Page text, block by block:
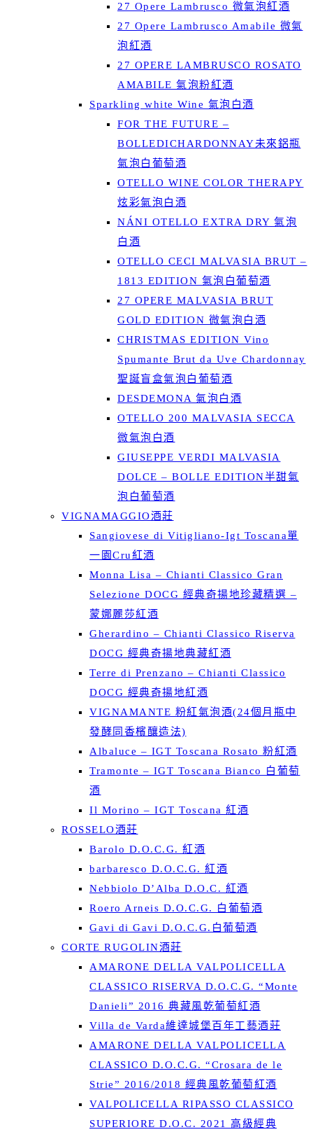
27 Opere Lambrusco 微氣泡紅酒
27 Opere Lambrusco Amabile 微氣
泡紅酒
27 OPERE LAMBRUSCO ROSATO
AMABILE 氣泡粉紅酒
Sparkling white Wine 氣泡白酒
FOR THE FUTURE –
BOLLEDICHARDONNAY未來鋁瓶
氣泡白葡萄酒
OTELLO WINE COLOR THERAPY
炫彩氣泡白酒
NÁNI OTELLO EXTRA DRY 氣泡
白酒
OTELLO CECI MALVASIA BRUT –
1813 EDITION 氣泡白葡萄酒
27 OPERE MALVASIA BRUT
GOLD EDITION 微氣泡白酒
CHRISTMAS EDITION Vino
Spumante Brut da Uve Chardonnay
聖誕盲盒氣泡白葡萄酒
DESDEMONA 氣泡白酒
OTELLO 200 MALVASIA SECCA
微氣泡白酒
GIUSEPPE VERDI MALVASIA
DOLCE – BOLLE EDITION半甜氣
泡白葡萄酒
VIGNAMAGGIO酒莊
Sangiovese di Vitigliano-Igt Toscana單
一園Cru紅酒
Monna Lisa – Chianti Classico Gran
Selezione DOCG 經典奇揚地珍藏精選 –
蒙娜麗莎紅酒
Gherardino – Chianti Classico Riserva
DOCG 經典奇揚地典藏紅酒
Terre di Prenzano – Chianti Classico
DOCG 經典奇揚地紅酒
VIGNAMANTE 粉紅氣泡酒(24個月瓶中
發酵同香檳釀造法)
Albaluce – IGT Toscana Rosato 粉紅酒
Tramonte – IGT Toscana Bianco 白葡萄
酒
Il Morino – IGT Toscana 紅酒
ROSSELO酒莊
Barolo D.O.C.G. 紅酒
barbaresco D.O.C.G. 紅酒
Nebbiolo D’Alba D.O.C. 紅酒
Roero Arneis D.O.C.G. 白葡萄酒
Gavi di Gavi D.O.C.G.白葡萄酒
CORTE RUGOLIN酒莊
AMARONE DELLA VALPOLICELLA
CLASSICO RISERVA D.O.C.G. “Monte
Danieli” 2016 典藏風乾葡萄紅酒
Villa de Varda維達城堡百年工藝酒莊
AMARONE DELLA VALPOLICELLA
CLASSICO D.O.C.G. “Crosara de le
Strie” 2016/2018 經典風乾葡萄紅酒
VALPOLICELLA RIPASSO CLASSICO
SUPERIORE D.O.C. 2021 高級經典